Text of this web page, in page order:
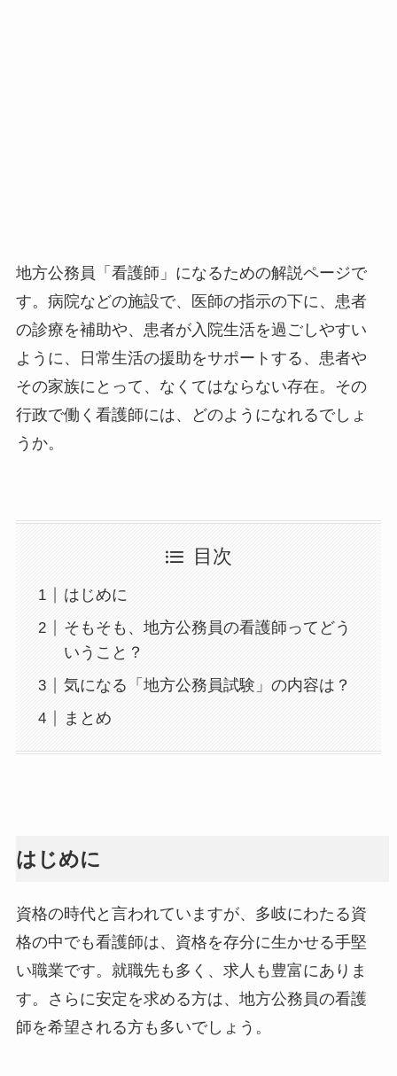
地方公務員「看護師」になるための解説ページで
す。病院などの施設で、医師の指示の下に、患者
の診療を補助や、患者が入院生活を過ごしやすい
ように、日常生活の援助をサポートする、患者や
その家族にとって、なくてはならない存在。その
行政で働く看護師には、どのようになれるでしょ
うか。
目次
はじめに
そもそも、地方公務員の看護師ってどう
いうこと？
気になる「地方公務員試験」の内容は？
まとめ
はじめに
資格の時代と言われていますが、多岐にわたる資
格の中でも看護師は、資格を存分に生かせる手堅
い職業です。就職先も多く、求人も豊富にありま
す。さらに安定を求める方は、地方公務員の看護
師を希望される方も多いでしょう。